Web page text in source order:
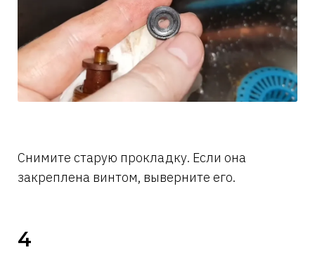
Снимите старую прокладку. Если она
закреплена винтом, выверните его.
4